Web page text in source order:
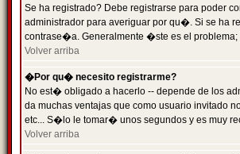
Se ha registrado? Debe registrarse para poder
administrador para averiguar por qu�. Si se ha
contrase�a. Generalmente �ste es el
Volver arriba
�Por qu� necesito registrarme?
No est� obligado a hacerlo -- depende de los
da muchas ventajas que como usuario invitado
etc... S�lo le tomar� unos segundos y es muy
Volver arriba